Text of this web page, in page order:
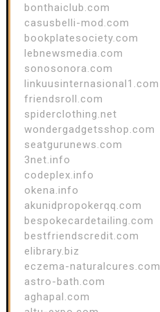
bonthaiclub.com
casusbelli-mod.com
bookplatesociety.com
lebnewsmedia.com
sonosonora.com
linkuusinternasional1.com
friendsroll.com
spiderclothing.net
wondergadgetsshop.com
seatgurunews.com
3net.info
codeplex.info
okena.info
akunidpropokerqq.com
bespokecardetailing.com
bestfriendscredit.com
elibrary.biz
eczema-naturalcures.com
astro-bath.com
aghapal.com